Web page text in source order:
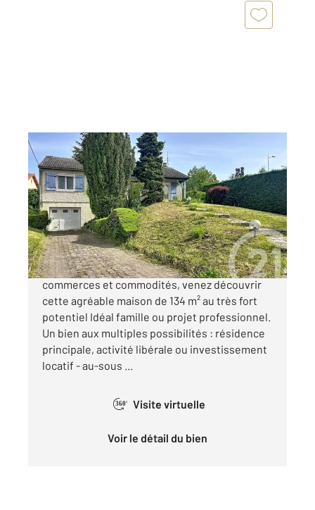
MOZAC 63
134 m2, 7 pièces
Ref : 25025
Maison à vendre
269 900 €
A MOZAC, à proximité immédiate des écoles,
commerces et commodités, venez découvrir
cette agréable maison de 134 m² au très fort
potentiel Idéal famille ou projet professionnel.
Un bien aux multiples possibilités : résidence
principale, activité libérale ou investissement
locatif - au-sous ...
360° Visite virtuelle
Voir le détail du bien